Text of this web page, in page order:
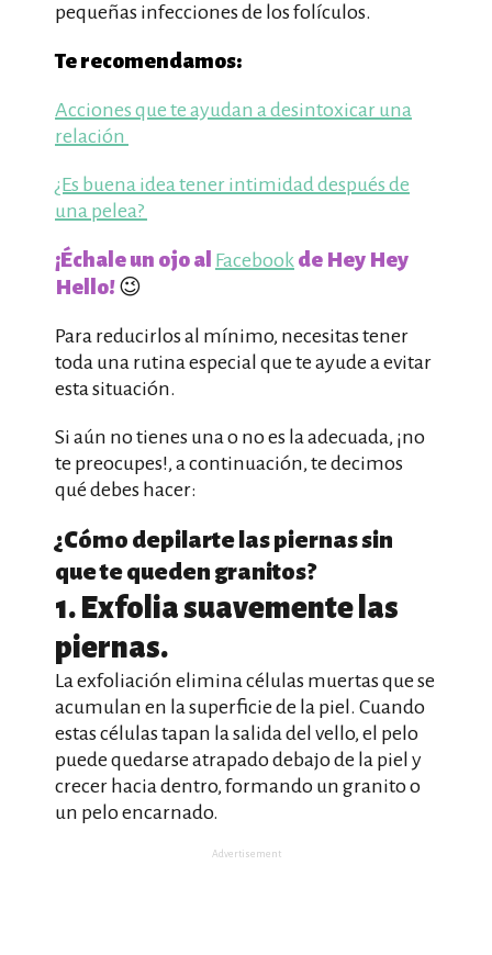
pequeñas infecciones de los folículos.
Te recomendamos:
Acciones que te ayudan a desintoxicar una
relación
¿Es buena idea tener intimidad después de
una pelea?
¡Échale un ojo al Facebook de Hey Hey
Hello! 😉
Para reducirlos al mínimo, necesitas tener
toda una rutina especial que te ayude a evitar
esta situación.
Si aún no tienes una o no es la adecuada, ¡no
te preocupes!, a continuación, te decimos
qué debes hacer:
¿Cómo depilarte las piernas sin
que te queden granitos?
1. Exfolia suavemente las
piernas.
La exfoliación elimina células muertas que se
acumulan en la superficie de la piel. Cuando
estas células tapan la salida del vello, el pelo
puede quedarse atrapado debajo de la piel y
crecer hacia dentro, formando un granito o
un pelo encarnado.
Advertisement